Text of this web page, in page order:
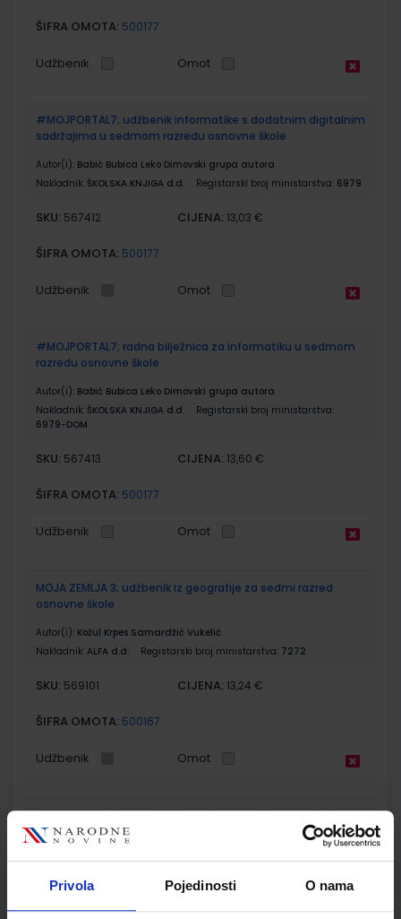
Privola Pojedinosti O nama
ŠIFRA OMOTA: 500177
Udžbenik Omot
#MOJPORTAL7; udžbenik informatike s dodatnim digitalnim
sadržajima u sedmom razredu osnovne škole
Autor(i): Babić Bubica Leko Dimovski grupa autora
Nakladnik: ŠKOLSKA KNJIGA d.d. Registarski broj ministarstva: 6979
SKU: 567412 CIJENA: 13,03 €
ŠIFRA OMOTA: 500177
Udžbenik Omot
#MOJPORTAL7; radna bilježnica za informatiku u sedmom
razredu osnovne škole
Autor(i): Babić Bubica Leko Dimovski grupa autora
Nakladnik: ŠKOLSKA KNJIGA d.d.
Registarski broj ministarstva:
6979-DOM
SKU: 567413 CIJENA: 13,60 €
ŠIFRA OMOTA: 500177
Udžbenik Omot
MOJA ZEMLJA 3; udžbenik iz geografije za sedmi razred
osnovne škole
Autor(i): Kožul Krpes Samardžić Vukelić
Nakladnik: ALFA d.d. Registarski broj ministarstva: 7272
SKU: 569101 CIJENA: 13,24 €
ŠIFRA OMOTA: 500167
Udžbenik Omot
MOJA ZEMLJA 3; radna bilježnica iz geografije za sedmi
razred osnovne škole
Autor(i):Kožul Krpes Samardžić Vukelić
Nakladnik:
Registarski broj ministarstva: 7272-DOM
SKU:569102